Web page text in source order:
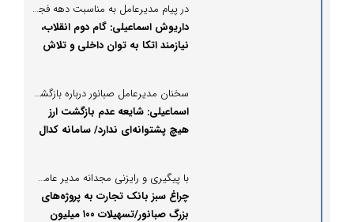
در پیام مدیرعامل به مناسبت دهه فجر مطرح شد:
داریوش اسماعیلی: گام دوم انقلاب،
نیازمند اتکا به توان داخلی و تلاش
سخنان مدیرعامل صبانور درباره بازگشت ارز صادراتی این شرکت؛
اسماعیلی: شایعه عدم بازگشت ارز
هیچ پشتوانه‌ای ندارد/ سامانه کدال
با پیگیری و رایزنی مجدانه مدیر عامل صبانور صورت گرفت:
چراغ سبز بانک تجارت به پروژه‌های
بزرگ صبانور/تسهیلات ۱۰۰ میلیون